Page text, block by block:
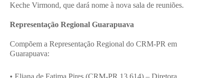
Keche Virmond, que dará nome à nova sala de reuniões.
Representação Regional Guarapuava
Compõem a Representação Regional do CRM-PR em
Guarapuava:
• Eliana de Fatima Pires (CRM-PR 13.614) – Diretora